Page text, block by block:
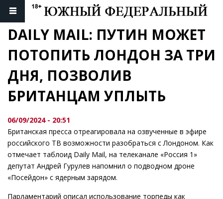
DAILY MAIL: ПУТИН МОЖЕТ
ПОТОПИТЬ ЛОНДОН ЗА ТРИ
ДНЯ, ПОЗВОЛИВ
БРИТАНЦАМ УПЛЫТЬ
06/09/2024 - 20:51
Британская пресса отреагировала на озвученные в эфире
российского ТВ возможности разобраться с Лондоном. Как
отмечает таблоид Daily Mail, на телеканале «Россия 1»
депутат Андрей Гурулев напомнил о подводном дроне
«Посейдон» с ядерным зарядом.
Парламентарий описал использование торпеды как